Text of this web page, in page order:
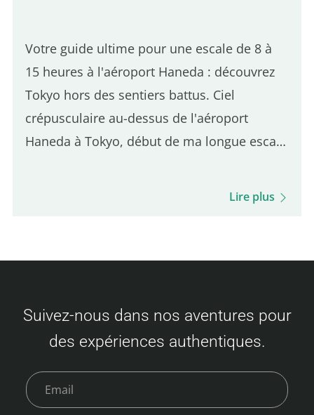
Votre guide ultime pour une escale de 8 à
15 heures à l'aéroport Haneda : découvrez
Tokyo hors des sentiers battus. Ciel
crépusculaire au-dessus de l'aéroport
Haneda à Tokyo, début de ma longue escale
fut la plus riche en voyages de ma vie, j'ai
Lire plus
Suivez-nous dans nos aventures pour
des expériences authentiques.